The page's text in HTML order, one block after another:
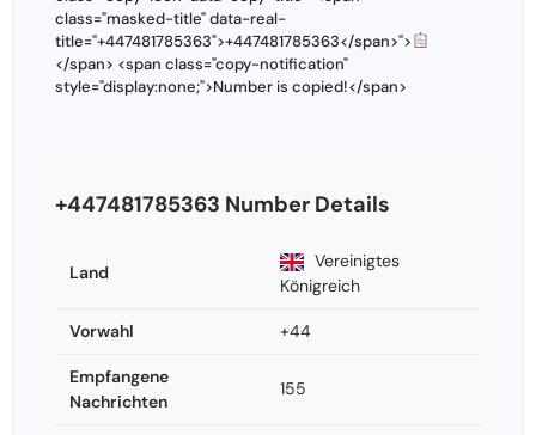
class="masked-title" data-real-
title="+447481785363">+447481785363</span>">
</span> <span class="copy-notification"
style="display:none;">Number is copied!</span>
+447481785363 Number Details
Land
Vereinigtes
Königreich
Vorwahl +44
Empfangene
Nachrichten
155